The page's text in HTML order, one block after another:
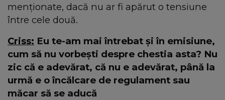
menționate, dacă nu ar fi apărut o tensiune
între cele două.
Criss: Eu te-am mai întrebat și în emisiune,
cum să nu vorbești despre chestia asta? Nu
zic că e adevărat, că nu e adevărat, până la
urmă e o încălcare de regulament sau
măcar să se aducă